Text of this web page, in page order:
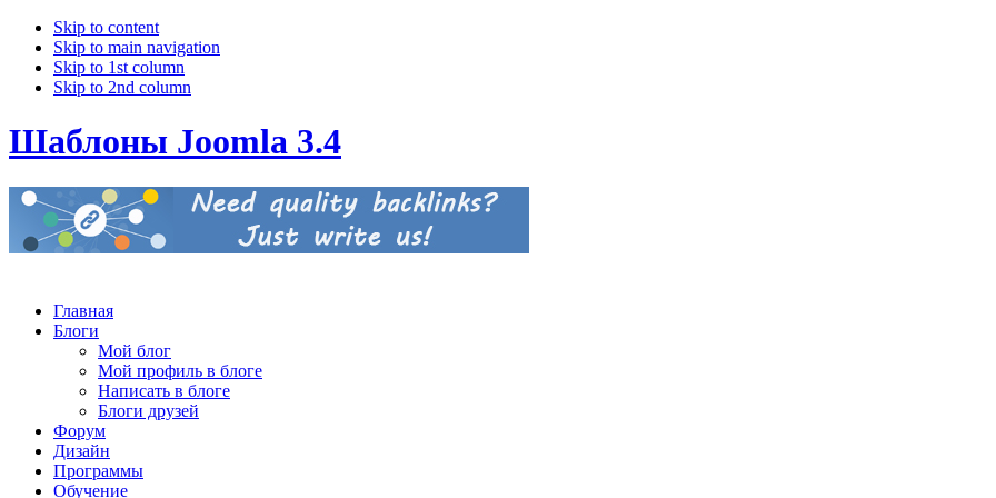
Skip to content
Skip to main navigation
Skip to 1st column
Skip to 2nd column
Шаблоны Joomla 3.4
Главная
Блоги
Мой блог
Мой профиль в блоге
Написать в блоге
Блоги друзей
Форум
Дизайн
Программы
Обучение